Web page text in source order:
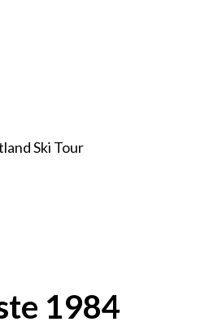
Ski Tour
1984